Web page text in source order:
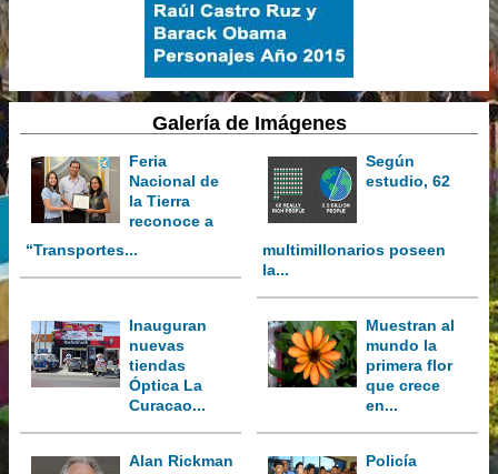
Galería de Imágenes
Feria
Nacional de
la Tierra
reconoce a
“Transportes...
Según
estudio, 62
multimillonarios poseen
la...
Inauguran
nuevas
tiendas
Óptica La
Curacao...
Muestran al
mundo la
primera flor
que crece
en...
Alan Rickman
Policía